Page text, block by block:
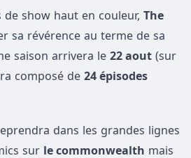
de show haut en couleur, The
sa révérence au terme de sa
saison arrivera le 22 aout (sur
composé de 24 épisodes
dans les grandes lignes
sur le commonwealth mais